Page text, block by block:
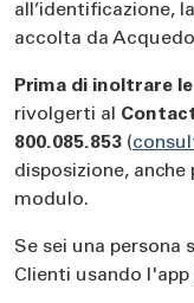
all’identificazione,
accolta da
Prima di inoltrare
rivolgerti al
800.085.853 (
disposizione,
modulo.
Se sei una persona
Clienti usando l'app